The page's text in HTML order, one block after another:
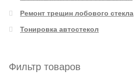
Ремонт трещин лобового стекла
Тонировка автостекол
Фильтр товаров